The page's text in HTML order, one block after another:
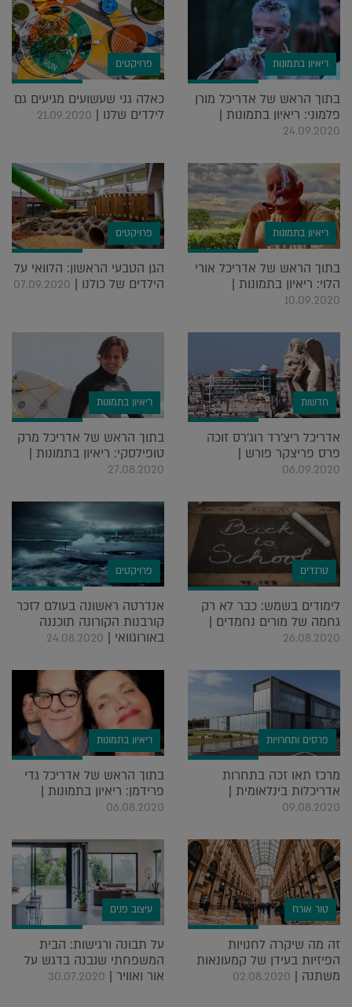
ריאיון בתמונות
בתוך הראש של אדריכל מורן
פלמוני: ריאיון בתמונות |
24.09.2020
פרויקטים
כאלה גני שעשועים מגיעים גם
לילדים שלנו | 21.09.2020
ריאיון בתמונות
בתוך הראש של אדריכל אורי
הלוי: ריאיון בתמונות |
10.09.2020
פרויקטים
הגן הטבעי הראשון: הלוואי על
הילדים של כולנו | 07.09.2020
חדשות
אדריכל ריצ'רד רוג'רס זוכה
פרס פריצקר פורש |
06.09.2020
ריאיון בתמונות
בתוך הראש של אדריכל מרק
טופילסקי: ריאיון בתמונות |
27.08.2020
טרנדים
לימודים בשמש: כבר לא רק
גחמה של מורים נחמדים |
26.08.2020
פרויקטים
אנדרטה ראשונה בעולם לזכר
קורבנות הקורונה תוכננה
באורוגוואי | 24.08.2020
פרסים ותחרויות
מרכז תאו זכה בתחרות
אדריכלות בינלאומית |
09.08.2020
ריאיון בתמונות
בתוך הראש של אדריכל גדי
פרידמן: ריאיון בתמונות |
06.08.2020
טור אורח
זה מה שיקרה לחנויות
הפיזיות בעידן של קמעונאות
משתנה | 02.08.2020
עיצוב פנים
על תבונה ורגישות: הבית
המשפחתי שנבנה בדגש על
אור ואוויר | 30.07.2020